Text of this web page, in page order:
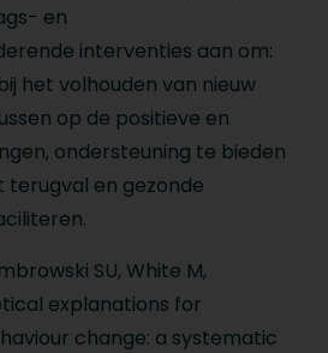
en
interventies aan om:
het volhouden van nieuw
op de positieve en
ondersteuning te bieden
terugval en gezonde
SU, White M,
explanations for
change: a systematic